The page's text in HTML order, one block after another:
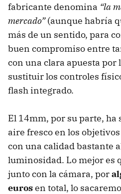
fabricante denomina “la
mercado”(aunque habría
más de un sentido, para
buen compromiso entre
con una clara apuesta por
sustituir los controles
flash integrado.
El 14mm, por su parte, ha
aire fresco en los objetivos
con una calidad bastante
luminosidad. Lo mejor es
junto con la cámara, por
eurosen total, lo